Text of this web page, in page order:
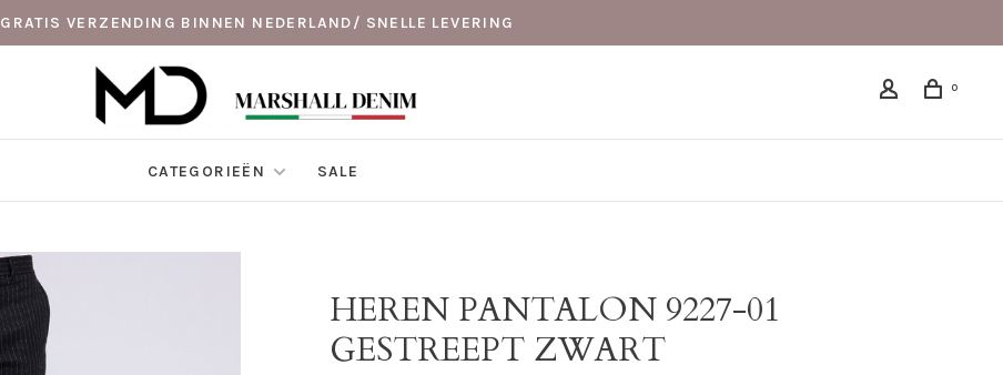
GRATIS VERZENDING BINNEN NEDERLAND/ SNELLE LEVERING
0
CATEGORIEËN SALE
HEREN PANTALON 9227-01
GESTREEPT ZWART